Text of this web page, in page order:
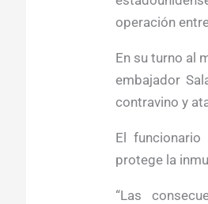
operación
En su turno al
embajador
contravino y
El
protege la
“Las